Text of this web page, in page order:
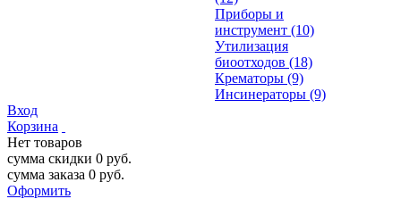
Приборы и
инструмент (10)
Утилизация
биоотходов (18)
Крематоры (9)
Инсинераторы (9)
Вход
Корзина
Нет товаров
сумма скидки 0 руб.
сумма заказа 0 руб.
Оформить